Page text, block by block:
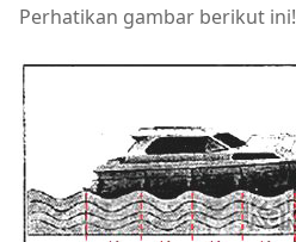
Perhatikan gambar berikut ini!